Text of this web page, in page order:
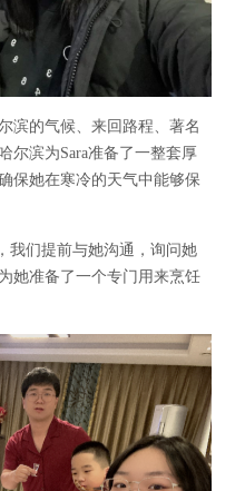
滨的气候、来回路程、著名
尔滨为Sara准备了一整套厚
保她在寒冷的天气中能够保
我们提前与她沟通，询问她
她准备了一个专门用来烹饪